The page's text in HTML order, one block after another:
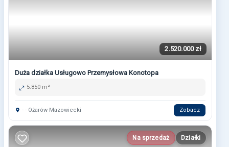
2.520.000 zł
Duża działka Usługowo Przemysłowa Konotopa
5.850 m²
- - Ożarów Mazowiecki Zobacz
Na sprzedaż Działki